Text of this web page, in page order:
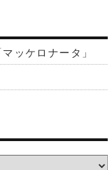
ッケロナータ」